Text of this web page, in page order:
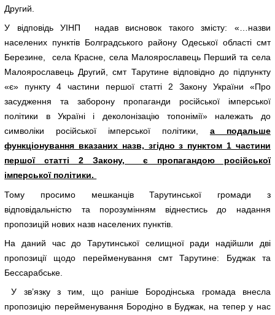
Другий.
У відповідь УІНП надав висновок такого змісту: «…назви
населених пунктів Болградського району Одеської області смт
Березине, села Красне, села Малоярославець Перший та села
Малоярославець Другий, смт Тарутине відповідно до підпункту
«є» пункту 4 частини першої статті 2 Закону України «Про
засудження та заборону пропаганди російської імперської
політики в Україні і деколонізацію топонімії» належать до
символіки російської імперської політики, а подальше
функціонування вказаних назв, згідно з пунктом 1 частини
першої статті 2 Закону, є пропагандою російської
імперської політики.
Тому просимо мешканців Тарутинської громади з
відповідальністю та порозумінням віднестись до надання
пропозицій нових назв населених пунктів.
На даний час до Тарутинської селищної ради надійшли дві
пропозиції щодо перейменування смт Тарутине: Буджак та
Бессарабське.
У зв’язку з тим, що раніше Бородінська громада внесла
пропозицію перейменування Бородіно в Буджак, на тепер у нас